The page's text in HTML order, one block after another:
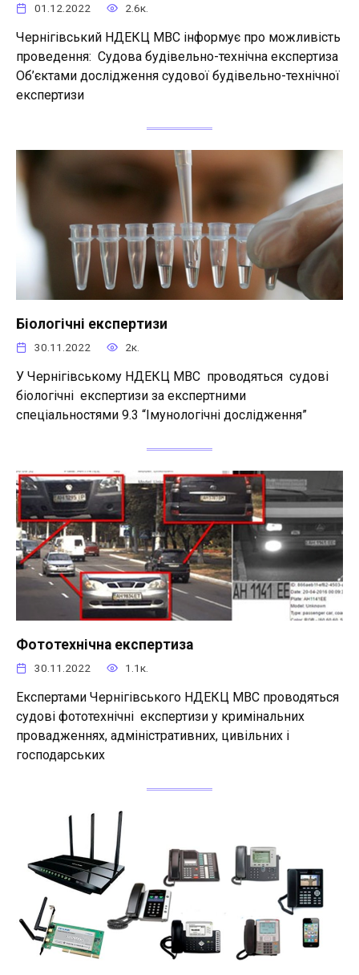
01.12.2022 2.6к.
Чернігівський НДЕКЦ МВС інформує про можливість
проведення: Судова будівельно-технічна експертиза
Об’єктами дослідження судової будівельно-технічної
експертизи
Біологічні експертизи
30.11.2022 2к.
У Чернігівському НДЕКЦ МВС проводяться судові
біологічні експертизи за експертними
спеціальностями 9.3 “Імунологічні дослідження”
Фототехнічна експертиза
30.11.2022 1.1к.
Експертами Чернігівського НДЕКЦ МВС проводяться
судові фототехнічні експертизи у кримінальних
провадженнях, адміністративних, цивільних і
господарських